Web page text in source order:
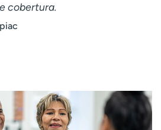
Clinical trials
cobertura.